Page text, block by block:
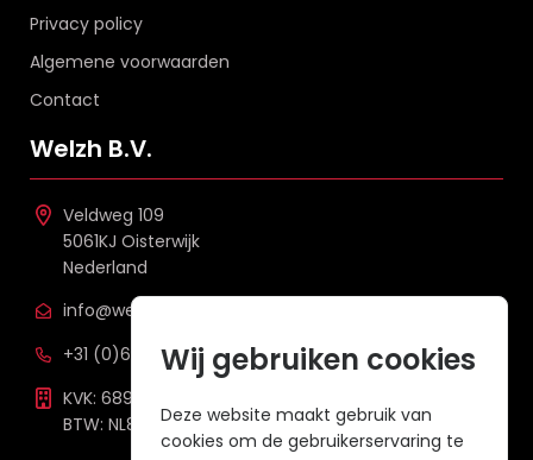
Privacy policy
Algemene voorwaarden
Contact
Welzh B.V.
Veldweg 109
5061KJ Oisterwijk
Nederland
info@welzh.nl
+31 (0)6 26 51 83 20
KVK: 68977387
BTW: NL857672988B01
Wij gebruiken cookies
Deze website maakt gebruik van
cookies om de gebruikerservaring te